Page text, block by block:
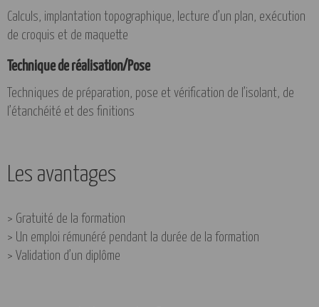
Calculs, implantation topographique, lecture d’un plan, exécution
de croquis et de maquette
Technique de réalisation/Pose
Techniques de préparation, pose et vérification de l’isolant, de
l’étanchéité et des finitions
Les avantages
> Gratuité de la formation
> Un emploi rémunéré pendant la durée de la formation
> Validation d’un diplôme